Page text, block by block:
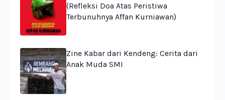
(Refleksi Doa Atas Peristiwa
Terbunuhnya Affan Kurniawan)
Zine Kabar dari Kendeng: Cerita dari
Anak Muda SMI